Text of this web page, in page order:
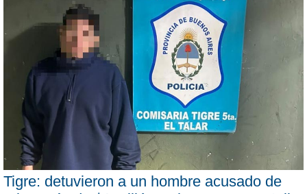
Tigre: detuvieron a un hombre acusado de